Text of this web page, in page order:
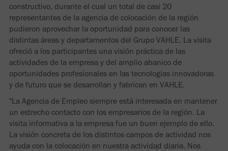
constructivo, durante el cual un total de casi 20
representantes de la agencia de colocación de la región
pudieron aprovechar la oportunidad para conocer las
distintas áreas y departamentos del Grupo VAHLE. La visita
ofreció a los participantes una visión práctica de las
actividades de la empresa y del amplio abanico de
oportunidades profesionales en las tecnologías innovadoras
y de futuro que se desarrollan y fabrican en VAHLE.
"La Agencia de Empleo siempre está interesada en mantener
un estrecho contacto con los empresarios de la región. La
visita informativa a la empresa fue un buen ejemplo de ello.
La visión concreta de los distintos campos de actividad nos
ayuda con la colocación en nuestra actividad diaria. Nos